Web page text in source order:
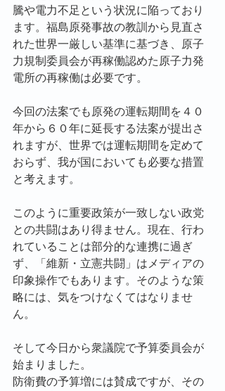
騰や電力不足という状況に陥っており
ます。福島原発事故の教訓から見直さ
れた世界一厳しい基準に基づき、原子
力規制委員会が再稼働認めた原子力発
電所の再稼働は必要です。
今回の法案でも原発の運転期間を４０
年から６０年に延長する法案が提出さ
れますが、世界では運転期間を定めて
おらず、我が国においても必要な措置
と考えます。
このように重要政策が一致しない政党
との共闘はあり得ません。現在、行わ
れていることは部分的な連携に過ぎ
ず、「維新・立憲共闘」はメディアの
印象操作でもあります。そのような策
略には、気をつけなくてはなりませ
ん。
そして今日から衆議院で予算委員会が
始まりました。
防衛費の予算増には賛成ですが、その